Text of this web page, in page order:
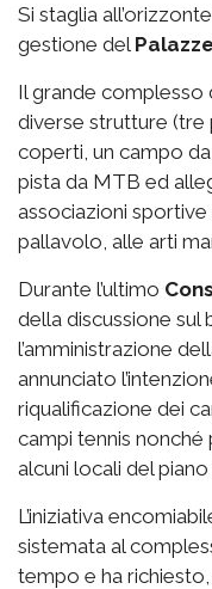
Si staglia
gestione del
Il grande complesso
diverse strutture (tre
coperti, un campo
pista da MTB ed
associazioni
pallavolo, alle arti
Durante l’ultimo
della discussione sul
l’amministrazione
annunciato
riqualificazione dei
campi tennis
alcuni locali del
L’iniziativa
sistemata al
tempo e ha